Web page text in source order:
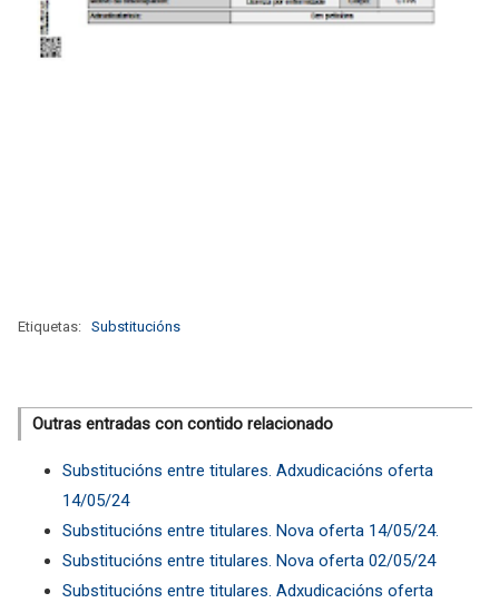
Etiquetas: Substitucións
Outras entradas con contido relacionado
Substitucións entre titulares. Adxudicacións oferta
14/05/24
Substitucións entre titulares. Nova oferta 14/05/24.
Substitucións entre titulares. Nova oferta 02/05/24
Substitucións entre titulares. Adxudicacións oferta